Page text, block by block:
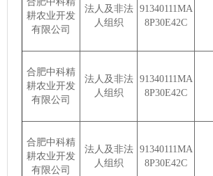
耕农业开发
有限公司
法人及非法
人组织
91340111MA
8P30E42C
合肥中科精
耕农业开发
有限公司
法人及非法
人组织
91340111MA
8P30E42C
合肥中科精
耕农业开发
有限公司
法人及非法
人组织
91340111MA
8P30E42C